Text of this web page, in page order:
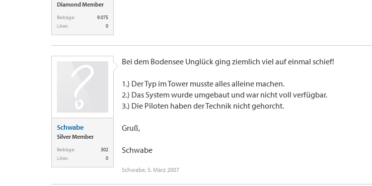
Diamond Member
Beiträge:
9.075
Likes:
0
Schwabe
Silver Member
Beiträge:
302
Likes:
0
Bei dem Bodensee Unglück ging ziemlich viel auf einmal schief!
1.) Der Typ im Tower musste alles alleine machen.
2.) Das System wurde umgebaut und war nicht voll verfügbar.
3.) Die Piloten haben der Technik nicht gehorcht.
Gruß,
Schwabe
Schwabe, 5. März 2007